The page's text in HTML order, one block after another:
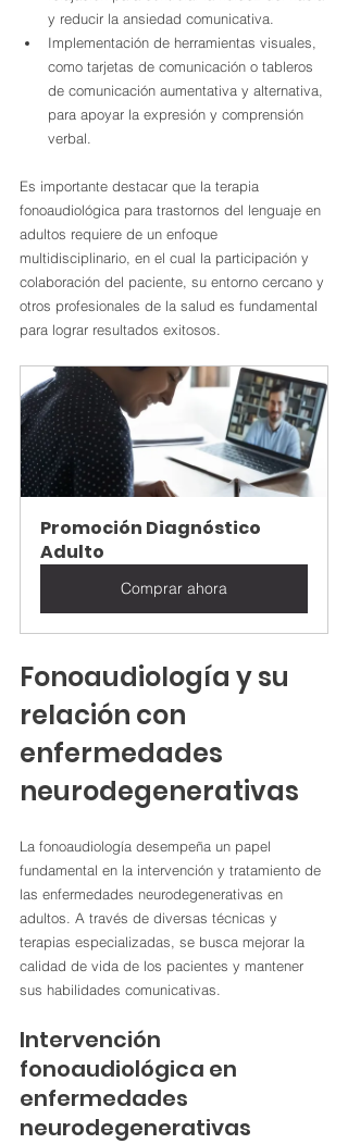
y reducir la ansiedad comunicativa.
Implementación de herramientas visuales,
como tarjetas de comunicación o tableros
de comunicación aumentativa y alternativa,
para apoyar la expresión y comprensión
verbal.
Es importante destacar que la terapia
fonoaudiológica para trastornos del lenguaje en
adultos requiere de un enfoque
multidisciplinario, en el cual la participación y
colaboración del paciente, su entorno cercano y
otros profesionales de la salud es fundamental
para lograr resultados exitosos.
Promoción Diagnóstico
Adulto
Comprar ahora
Fonoaudiología y su
relación con
enfermedades
neurodegenerativas
La fonoaudiología desempeña un papel
fundamental en la intervención y tratamiento de
las enfermedades neurodegenerativas en
adultos. A través de diversas técnicas y
terapias especializadas, se busca mejorar la
calidad de vida de los pacientes y mantener
sus habilidades comunicativas.
Intervención
fonoaudiológica en
enfermedades
neurodegenerativas